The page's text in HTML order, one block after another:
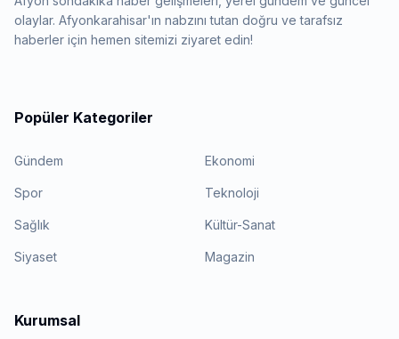
olaylar. Afyonkarahisar'ın nabzını tutan doğru ve tarafsız
haberler için hemen sitemizi ziyaret edin!
Popüler Kategoriler
Gündem Ekonomi
Spor Teknoloji
Sağlık Kültür-Sanat
Siyaset Magazin
Kurumsal